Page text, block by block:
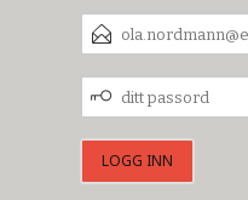
POSTADRESSE
DITT
PASSORD